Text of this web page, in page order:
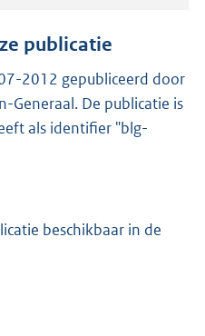
t
e
:
1
publicatie
2012 gepubliceerd door
Generaal. De publicatie is
als identifier "blg-
beschikbaar in de